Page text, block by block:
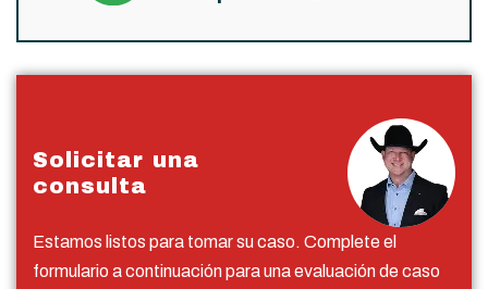
Solicitar una
consulta
Estamos listos para tomar su caso. Complete el
formulario a continuación para una evaluación de caso